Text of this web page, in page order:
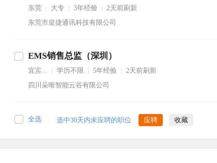
东莞 大专 3年经验
2天前刷新
东莞市皇捷通讯科技有限公司
EMS销售总监（深圳）
宜宾... 学历不限 5年经验
2天前刷新
四川朵唯智能云谷有限公司
全选 选中30天内未应聘的职位 应聘 收藏